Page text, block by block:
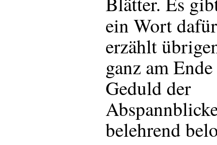
ein Wort
erzählt
ganz am
Geduld der
belehrend